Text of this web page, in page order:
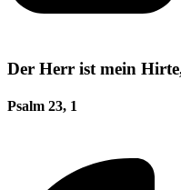
Der Herr ist mein
Psalm 23, 1